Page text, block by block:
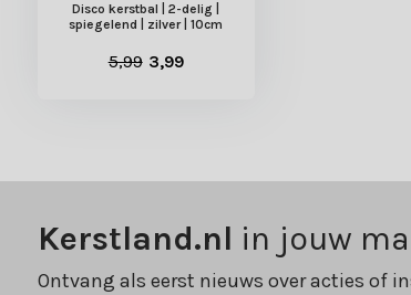
Disco kerstbal | 2-delig |
spiegelend | zilver | 10cm
5,99 3,99
Kerstland.nl in jouw
Ontvang als eerst nieuws over acties of